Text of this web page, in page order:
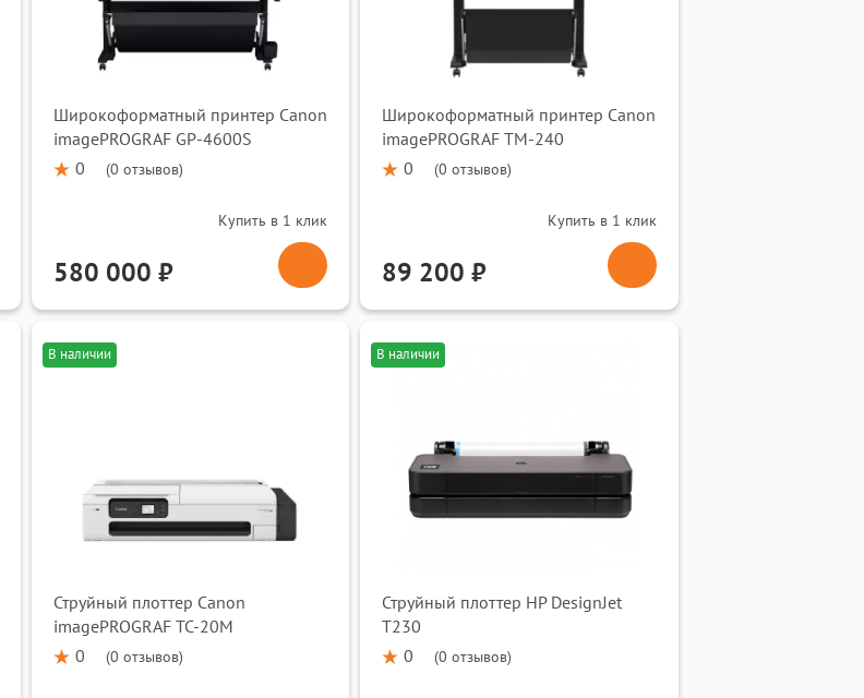
Широкоформатный принтер Canon
imagePROGRAF GP-4600S
0
(0 отзывов)
Купить в 1 клик
580 000 ₽
Широкоформатный принтер Canon
imagePROGRAF TM-240
0
(0 отзывов)
Купить в 1 клик
89 200 ₽
В наличии
Струйный плоттер Canon
imagePROGRAF TC-20M
0
(0 отзывов)
В наличии
Струйный плоттер HP DesignJet
T230
0
(0 отзывов)